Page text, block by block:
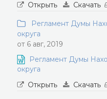
Открыть
Скачать
Регламент Думы
округа
от 6 авг, 2019
Регламент Думы
округа
Открыть
Скачать